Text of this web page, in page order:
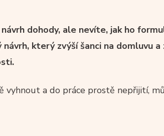
dohody, ale nevíte, jak ho
který zvýší šanci na domluvu a
vyhnout a do práce prostě nepřijití,